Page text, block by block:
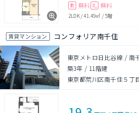
敷 無料 礼 無料
2LDK/41.49㎡ /5階
賃貸マンション コンフォリア南千住
東京メトロ日比谷線 / 南
築3年 / 11階建
東京都荒川区南千住５丁